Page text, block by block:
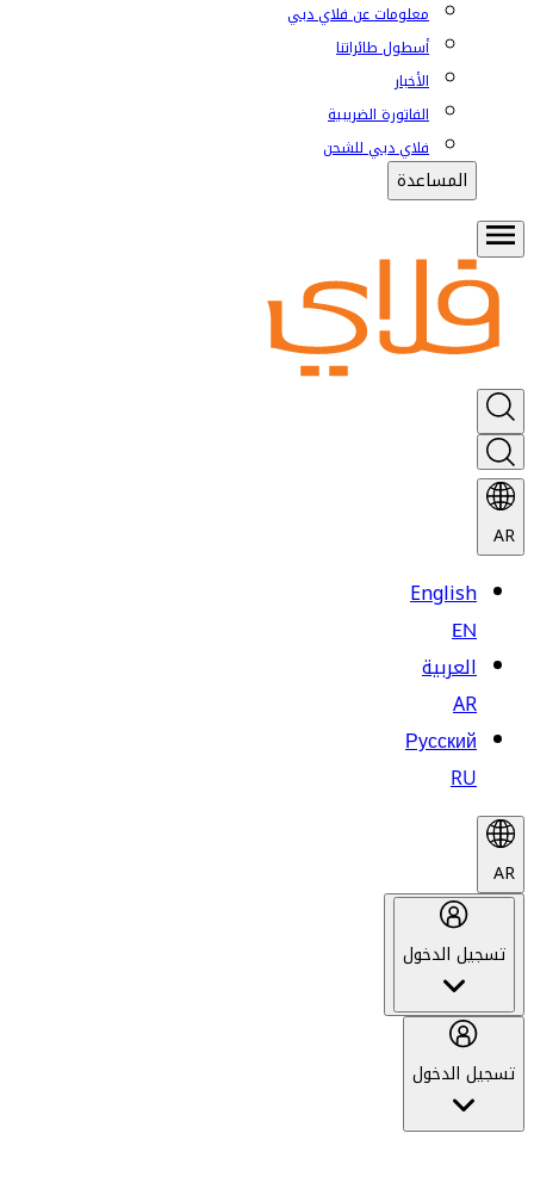
معلومات عن فلاي دبي
أسطول طائراتنا
الأخبار
الفاتورة الضريبية
فلاي دبي للشحن
المساعدة
AR
English
EN
العربية
AR
Русский
RU
AR
تسجيل الدخول
تسجيل الدخول